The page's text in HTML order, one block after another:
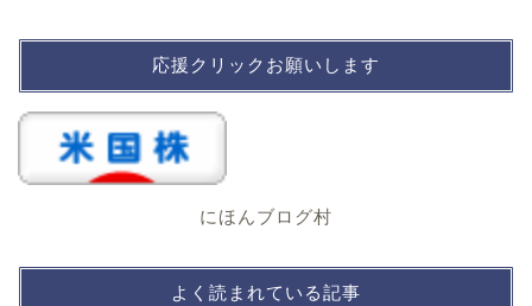
応援クリックお願いします
にほんブログ村
よく読まれている記事